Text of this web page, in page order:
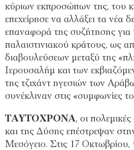
κύριων εκπροσώπων της, του
επεχείρησε να αλλάξει τα νέα
επαναφορά της συζήτησης
παλαιστινιακού κράτους, ως
διαβουλεύσεων μεταξύ της
Ιερουσαλήμ και των
της τζιχάντ ηγεσιών των
συνέκλιναν στις «συμφωνίες
ΤΑΥΤΟΧΡΟΝΑ, οι
και της Δύσης επέστρεψαν
Μεσόγειο. Στις 17 Οκτωβρίου,